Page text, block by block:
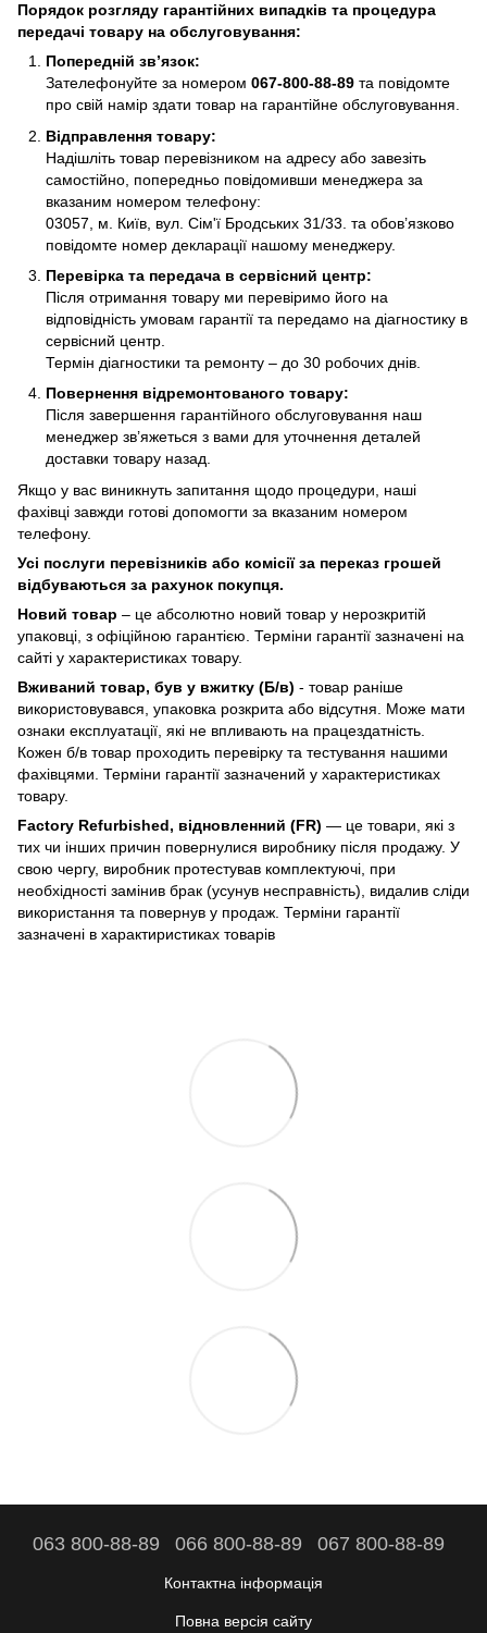
Порядок розгляду гарантійних випадків та процедура
передачі товару на обслуговування:
Попередній зв’язок:
Зателефонуйте за номером 067-800-88-89 та повідомте
про свій намір здати товар на гарантійне обслуговування.
Відправлення товару:
Надішліть товар перевізником на адресу або завезіть
самостійно, попередньо повідомивши менеджера за
вказаним номером телефону:
03057, м. Київ, вул. Сім'ї Бродських 31/33. та обов’язково
повідомте номер декларації нашому менеджеру.
Перевірка та передача в сервісний центр:
Після отримання товару ми перевіримо його на
відповідність умовам гарантії та передамо на діагностику в
сервісний центр.
Термін діагностики та ремонту – до 30 робочих днів.
Повернення відремонтованого товару:
Після завершення гарантійного обслуговування наш
менеджер зв’яжеться з вами для уточнення деталей
доставки товару назад.
Якщо у вас виникнуть запитання щодо процедури, наші
фахівці завжди готові допомогти за вказаним номером
телефону.
Усі послуги перевізників або комісії за переказ грошей
відбуваються за рахунок покупця.
Новий товар – це абсолютно новий товар у нерозкритій
упаковці, з офіційною гарантією. Терміни гарантії зазначені на
сайті у характеристиках товару.
Вживаний товар, був у вжитку (Б/в) - товар раніше
використовувався, упаковка розкрита або відсутня. Може мати
ознаки експлуатації, які не впливають на працездатність.
Кожен б/в товар проходить перевірку та тестування нашими
фахівцями. Терміни гарантії зазначений у характеристиках
товару.
Factory Refurbished, відновленний (FR) — це товари, які з
тих чи інших причин повернулися виробнику після продажу. У
свою чергу, виробник протестував комплектуючі, при
необхідності замінив брак (усунув несправність), видалив сліди
використання та повернув у продаж. Терміни гарантії
зазначені в характиристиках товарів
063 800-88-89 066 800-88-89 067 800-88-89
Контактна інформація
Повна версія сайту